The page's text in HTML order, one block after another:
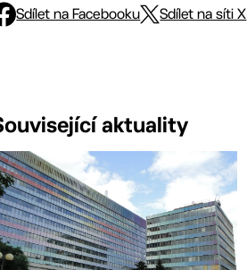
Sdílet na Facebooku Sdílet na síti X
aktuality